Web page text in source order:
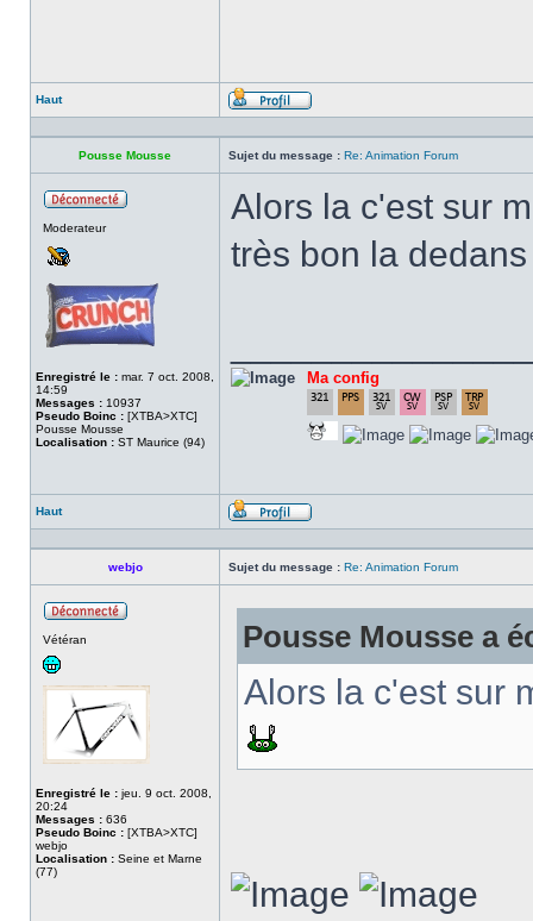
Haut
Profil
Pousse Mousse Sujet du message : Re: Animation Forum
Moderateur
Enregistré le : mar. 7 oct. 2008,
14:59
Messages : 10937
Pseudo Boinc : [XTBA>XTC]
Pousse Mousse
Localisation : ST Maurice (94)
Alors la c'est sur
très bon la
Ma config
Haut
Profil
webjo Sujet du message : Re: Animation Forum
Vétéran
Enregistré le : jeu. 9 oct. 2008,
20:24
Messages : 636
Pseudo Boinc : [XTBA>XTC]
webjo
Localisation : Seine et Marne
(77)
Pousse Mousse a
Alors la c'est sur